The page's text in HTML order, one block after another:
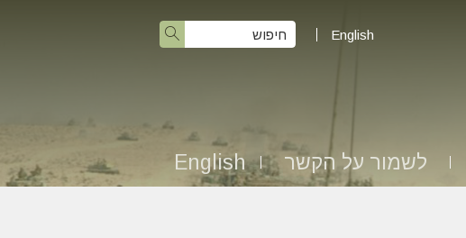
English
לשמור על הקשר English